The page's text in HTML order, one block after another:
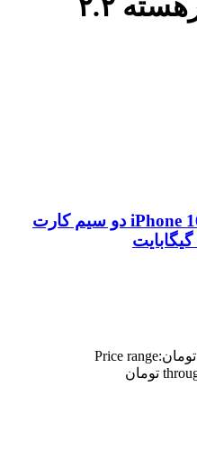
گوشی موبایل اپل مدل iPhone 16 CH دو سیم کارت
تومانPrice range: